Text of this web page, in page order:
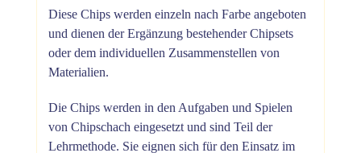
Diese Chips werden einzeln nach Farbe angeboten
und dienen der Ergänzung bestehender Chipsets
oder dem individuellen Zusammenstellen von
Materialien.
Die Chips werden in den Aufgaben und Spielen
von Chipschach eingesetzt und sind Teil der
Lehrmethode. Sie eignen sich für den Einsatz im